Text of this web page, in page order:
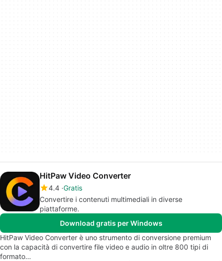
HitPaw Video Converter
4.4 Gratis
Convertire i contenuti multimediali in diverse
piattaforme.
Download gratis per Windows
HitPaw Video Converter è uno strumento di conversione premium
con la capacità di convertire file video e audio in oltre 800 tipi di
formato…